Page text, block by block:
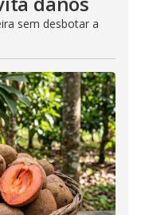
sem desbotar a